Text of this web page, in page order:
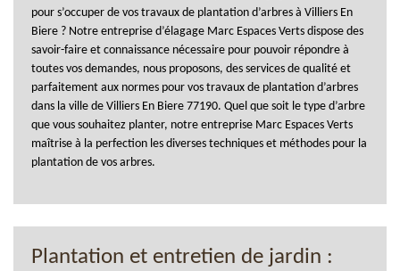
pour s’occuper de vos travaux de plantation d’arbres à Villiers En
Biere ? Notre entreprise d’élagage Marc Espaces Verts dispose des
savoir-faire et connaissance nécessaire pour pouvoir répondre à
toutes vos demandes, nous proposons, des services de qualité et
parfaitement aux normes pour vos travaux de plantation d’arbres
dans la ville de Villiers En Biere 77190. Quel que soit le type d’arbre
que vous souhaitez planter, notre entreprise Marc Espaces Verts
maîtrise à la perfection les diverses techniques et méthodes pour la
plantation de vos arbres.
Plantation et entretien de jardin :